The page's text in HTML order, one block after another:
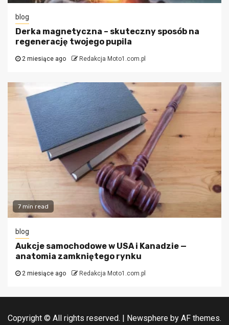
blog
Derka magnetyczna – skuteczny sposób na
regenerację twojego pupila
2 miesiące ago Redakcja Moto1.com.pl
7 min read
blog
Aukcje samochodowe w USA i Kanadzie —
anatomia zamkniętego rynku
2 miesiące ago Redakcja Moto1.com.pl
Copyright © All rights reserved. | Newsphere by AF themes.